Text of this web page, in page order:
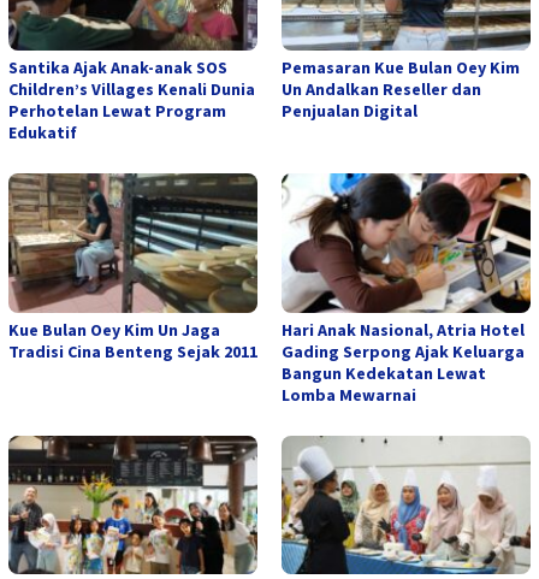
Santika Ajak Anak-anak SOS
Children’s Villages Kenali Dunia
Perhotelan Lewat Program
Edukatif
Pemasaran Kue Bulan Oey Kim
Un Andalkan Reseller dan
Penjualan Digital
Kue Bulan Oey Kim Un Jaga
Tradisi Cina Benteng Sejak 2011
Hari Anak Nasional, Atria Hotel
Gading Serpong Ajak Keluarga
Bangun Kedekatan Lewat
Lomba Mewarnai